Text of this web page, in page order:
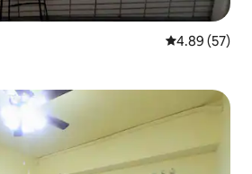
Ukadiriaji wa
4.89 (57)